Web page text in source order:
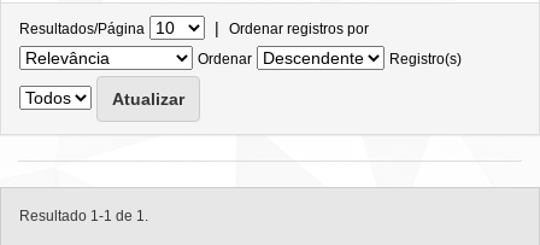
Resultados/Página | Ordenar registros por
Ordenar
Registro(s)
Resultado 1-1 de 1.